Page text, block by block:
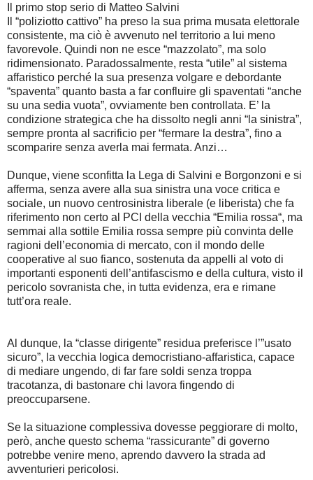
Il primo stop serio di Matteo Salvini
Il “poliziotto cattivo” ha preso la sua prima musata elettorale
consistente, ma ciò è avvenuto nel territorio a lui meno
favorevole. Quindi non ne esce “mazzolato”, ma solo
ridimensionato. Paradossalmente, resta “utile” al sistema
affaristico perché la sua presenza volgare e debordante
“spaventa” quanto basta a far confluire gli spaventati “anche
su una sedia vuota”, ovviamente ben controllata. E’ la
condizione strategica che ha dissolto negli anni “la sinistra”,
sempre pronta al sacrificio per “fermare la destra”, fino a
scomparire senza averla mai fermata. Anzi…
Dunque, viene sconfitta la Lega di Salvini e Borgonzoni e si
afferma, senza avere alla sua sinistra una voce critica e
sociale, un nuovo centrosinistra liberale (e liberista) che fa
riferimento non certo al PCI della vecchia “Emilia rossa“, ma
semmai alla sottile Emilia rossa sempre più convinta delle
ragioni dell’economia di mercato, con il mondo delle
cooperative al suo fianco, sostenuta da appelli al voto di
importanti esponenti dell’antifascismo e della cultura, visto il
pericolo sovranista che, in tutta evidenza, era e rimane
tutt’ora reale.
Al dunque, la “classe dirigente” residua preferisce l’”usato
sicuro”, la vecchia logica democristiano-affaristica, capace
di mediare ungendo, di far fare soldi senza troppa
tracotanza, di bastonare chi lavora fingendo di
preoccuparsene.
Se la situazione complessiva dovesse peggiorare di molto,
però, anche questo schema “rassicurante” di governo
potrebbe venire meno, aprendo davvero la strada ad
avventurieri pericolosi.